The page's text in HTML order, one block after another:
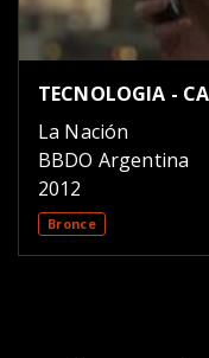
TECNOLOGIA -
La Nación
BBDO Argentina
2012
Bronce